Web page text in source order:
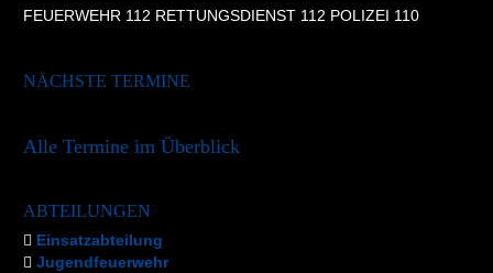
FEUERWEHR 112 RETTUNGSDIENST 112 POLIZEI 110
NÄCHSTE TERMINE
Alle Termine im Überblick
ABTEILUNGEN
Einsatzabteilung
Jugendfeuerwehr